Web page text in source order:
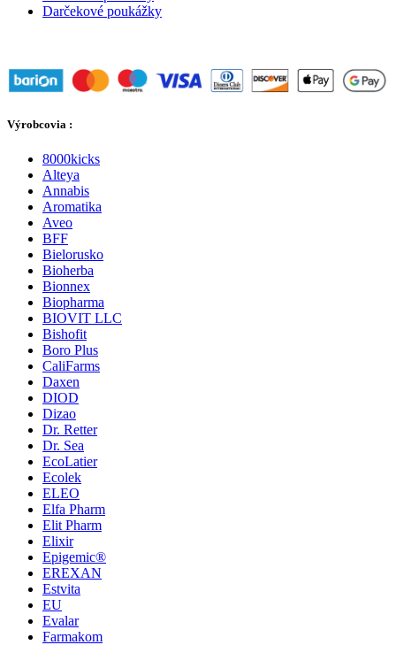
Darčekové poukážky
Výrobcovia :
8000kicks
Alteya
Annabis
Aromatika
Aveo
BFF
Bielorusko
Bioherba
Bionnex
Biopharma
BIOVIT LLC
Bishofit
Boro Plus
CaliFarms
Daxen
DIOD
Dizao
Dr. Retter
Dr. Sea
EcoLatier
Ecolek
ELEO
Elfa Pharm
Elit Pharm
Elixir
Epigemic®
EREXAN
Estvita
EU
Evalar
Farmakom